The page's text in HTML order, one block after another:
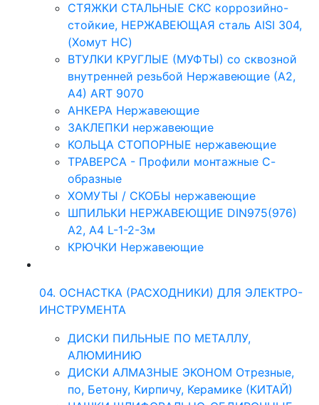
СТЯЖКИ СТАЛЬНЫЕ СКС коррозийно-
стойкие, НЕРЖАВЕЮЩАЯ сталь AISI 304,
(Хомут НС)
ВТУЛКИ КРУГЛЫЕ (МУФТЫ) со сквозной
внутренней резьбой Нержавеющие (А2,
А4) ART 9070
АНКЕРА Нержавеющие
ЗАКЛЕПКИ нержавеющие
КОЛЬЦА СТОПОРНЫЕ нержавеющие
ТРАВЕРСА - Профили монтажные С-
образные
ХОМУТЫ / СКОБЫ нержавеющие
ШПИЛЬКИ НЕРЖАВЕЮЩИЕ DIN975(976)
A2, А4 L-1-2-3м
КРЮЧКИ Нержавеющие
04. ОСНАСТКА (РАСХОДНИКИ) ДЛЯ ЭЛЕКТРО-
ИНСТРУМЕНТА
ДИСКИ ПИЛЬНЫЕ ПО МЕТАЛЛУ,
АЛЮМИНИЮ
ДИСКИ АЛМАЗНЫЕ ЭКОНОМ Отрезные,
по, Бетону, Кирпичу, Керамике (КИТАЙ)